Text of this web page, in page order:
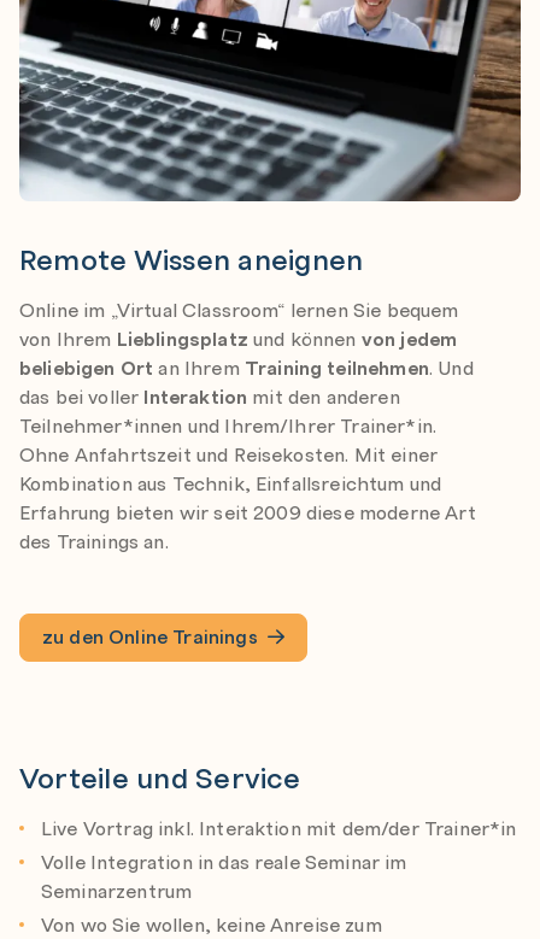
Remote Wissen aneignen
Online im „Virtual Classroom“ lernen Sie bequem
von Ihrem Lieblingsplatz und können von jedem
beliebigen Ort an Ihrem Training teilnehmen. Und
das bei voller Interaktion mit den anderen
Teilnehmer*innen und Ihrem/Ihrer Trainer*in.
Ohne Anfahrtszeit und Reisekosten. Mit einer
Kombination aus Technik, Einfallsreichtum und
Erfahrung bieten wir seit 2009 diese moderne Art
des Trainings an.
zu den Online Trainings
Vorteile und Service
Live Vortrag inkl. Interaktion mit dem/der Trainer*in
Volle Integration in das reale Seminar im
Seminarzentrum
Von wo Sie wollen, keine Anreise zum